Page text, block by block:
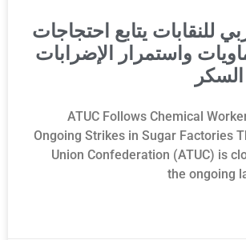
للنقابات يتابع احتجاجات
واستمرار الإضرابات
ATUC Follows Chemical
Ongoing Strikes in Sugar Factories
Union Confederation (ATUC) is
the ongoing